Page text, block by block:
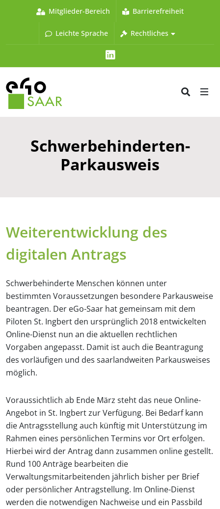
Mitglieder-Bereich Barrierefreiheit
Leichte Sprache Rechtliches
Schwerbehinderten-
Parkausweis
Weiterentwicklung des
digitalen Antrags
Schwerbehinderte Menschen können unter
bestimmten Voraussetzungen besondere Parkausweise
beantragen. Der eGo-Saar hat gemeinsam mit dem
Piloten St. Ingbert den ursprünglich 2018 entwickelten
Online-Dienst nun an die aktuellen rechtlichen
Vorgaben angepasst. Damit ist auch die Beantragung
des vorläufigen und des saarlandweiten Parkausweises
möglich.
Voraussichtlich ab Ende März steht das neue Online-
Angebot in St. Ingbert zur Verfügung. Bei Bedarf kann
die Antragsstellung auch künftig mit Unterstützung im
Rahmen eines persönlichen Termins vor Ort erfolgen.
Hierbei wird der Antrag dann zusammen online gestellt.
Rund 100 Anträge bearbeiten die
Verwaltungsmitarbeitenden jährlich bisher per Brief
oder persönlicher Antragstellung. Im Online-Dienst
werden die notwendigen Nachweise und ein Passbild